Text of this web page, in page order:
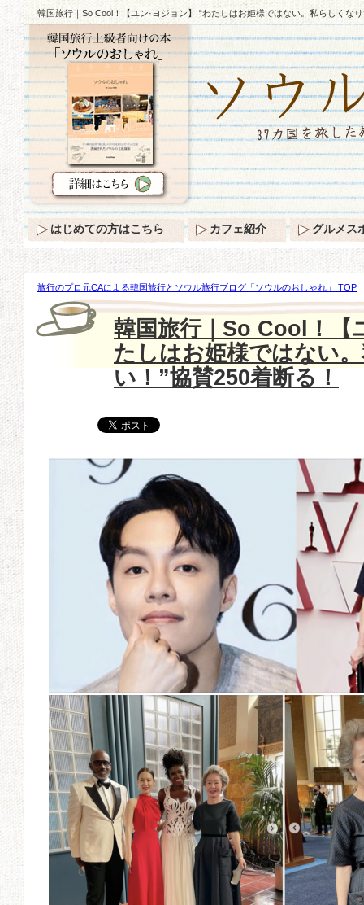
韓国旅行｜So Cool！【ユン·ヨジョン】 “わたしはお姫様ではない。私らしくな
旅行のプロ元CAによる韓国旅行とソウル旅行ブログ「ソウルのおしゃれ」 TOP
【ユン·ヨジョン】 “わたしはお姫様ではない。私らしくなりたい！”協賛250着断
韓国旅行｜So Cool！【
たしはお姫様ではない
い！”協賛250着断る！
はじめての方はこちら カフェ紹介 グルメス